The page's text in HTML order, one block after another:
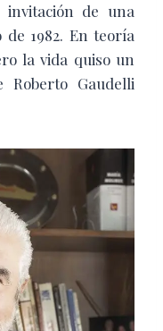
de una
1982. En teoría
la vida quiso un
Gaudelli